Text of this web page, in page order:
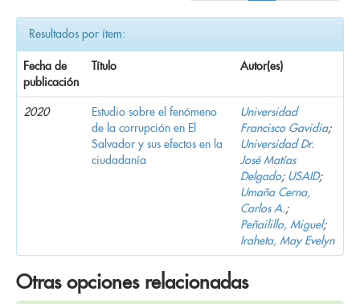
Resultados por ítem:
Fecha de
publicación
Título Autor(es)
2020
Estudio sobre el fenómeno
de la corrupción en El
Salvador y sus efectos en la
ciudadanía
Universidad
Francisco Gavidia;
Universidad Dr.
José Matías
Delgado; USAID;
Umaña Cerna,
Carlos A.;
Peñailillo, Miguel;
Iraheta, May Evelyn
Otras opciones relacionadas